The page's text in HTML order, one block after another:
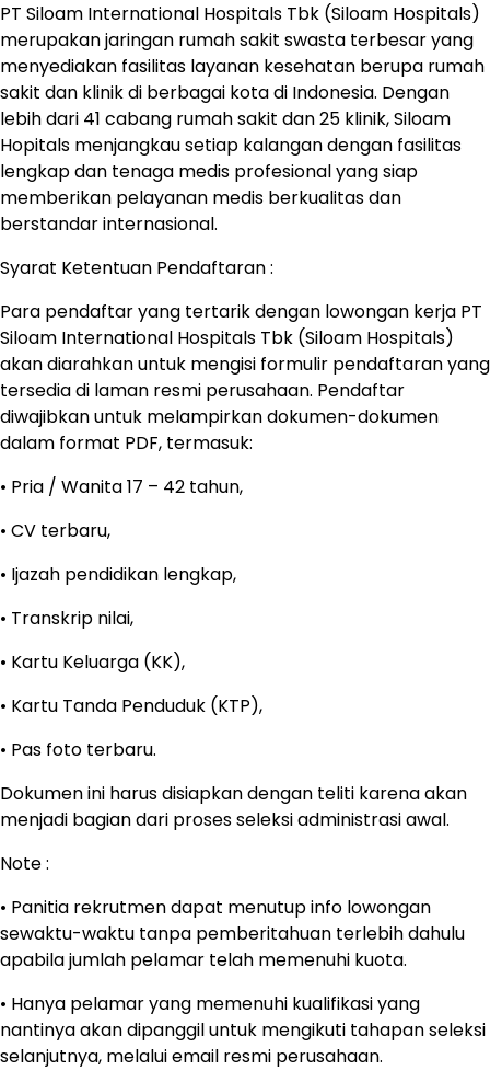
PT Siloam International Hospitals Tbk (Siloam Hospitals)
merupakan jaringan rumah sakit swasta terbesar yang
menyediakan fasilitas layanan kesehatan berupa rumah
sakit dan klinik di berbagai kota di Indonesia. Dengan
lebih dari 41 cabang rumah sakit dan 25 klinik, Siloam
Hopitals menjangkau setiap kalangan dengan fasilitas
lengkap dan tenaga medis profesional yang siap
memberikan pelayanan medis berkualitas dan
berstandar internasional.
Syarat Ketentuan Pendaftaran :
Para pendaftar yang tertarik dengan lowongan kerja PT
Siloam International Hospitals Tbk (Siloam Hospitals)
akan diarahkan untuk mengisi formulir pendaftaran yang
tersedia di laman resmi perusahaan. Pendaftar
diwajibkan untuk melampirkan dokumen-dokumen
dalam format PDF, termasuk:
• Pria / Wanita 17 – 42 tahun,
• CV terbaru,
• Ijazah pendidikan lengkap,
• Transkrip nilai,
• Kartu Keluarga (KK),
• Kartu Tanda Penduduk (KTP),
• Pas foto terbaru.
Dokumen ini harus disiapkan dengan teliti karena akan
menjadi bagian dari proses seleksi administrasi awal.
Note :
• Panitia rekrutmen dapat menutup info lowongan
sewaktu-waktu tanpa pemberitahuan terlebih dahulu
apabila jumlah pelamar telah memenuhi kuota.
• Hanya pelamar yang memenuhi kualifikasi yang
nantinya akan dipanggil untuk mengikuti tahapan seleksi
selanjutnya, melalui email resmi perusahaan.